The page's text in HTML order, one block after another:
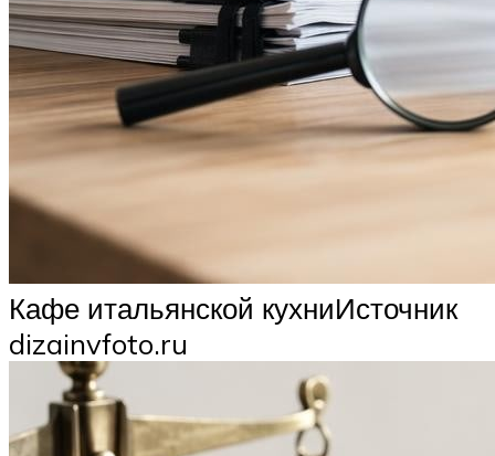
Кафе итальянской кухниИсточник
dizainvfoto.ru